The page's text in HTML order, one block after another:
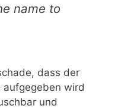
name to
dass der
aufgegeben wird
und